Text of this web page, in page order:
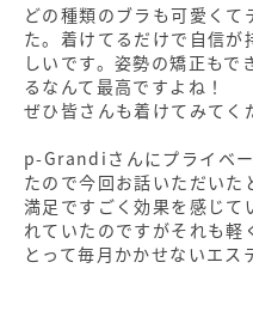
どの種類のブラも可愛く
た。着けてるだけで自信が
しいです。姿勢の矯正もで
るなんて最高ですよね！
ぜひ皆さんも着けてみて
p-Grandiさんにプライベ
たので今回お話いただいた
満足ですごく効果を感じて
れていたのですがそれも軽
とって毎月かかせないエス